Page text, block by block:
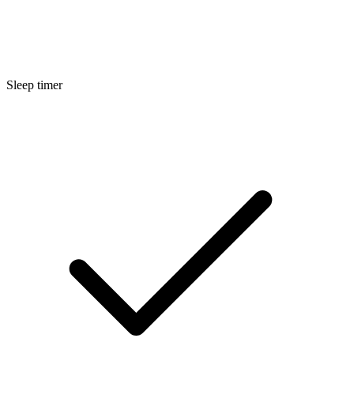
Sleep timer